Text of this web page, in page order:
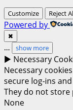
Customize Reject
Powered by
✖
... show more
► Necessary
Necessary
secure log-ins
They do not store
None